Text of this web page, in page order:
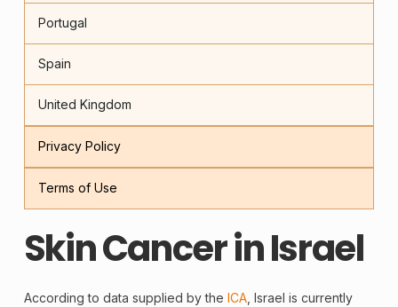
Portugal
Spain
United Kingdom
Privacy Policy
Terms of Use
Skin Cancer in Israel
According to data supplied by the ICA, Israel is currently